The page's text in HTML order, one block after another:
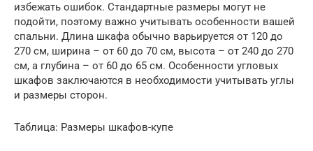
избежать ошибок. Стандартные размеры могут не
подойти, поэтому важно учитывать особенности вашей
спальни. Длина шкафа обычно варьируется от 120 до
270 см, ширина – от 60 до 70 см, высота – от 240 до 270
см, а глубина – от 60 до 65 см. Особенности угловых
шкафов заключаются в необходимости учитывать углы
и размеры сторон.
Таблица: Размеры шкафов-купе